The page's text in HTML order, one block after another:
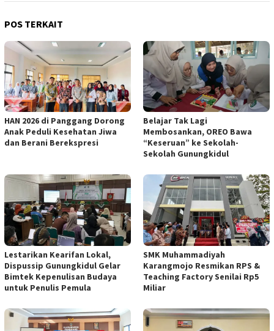
POS TERKAIT
HAN 2026 di Panggang Dorong
Anak Peduli Kesehatan Jiwa
dan Berani Berekspresi
Belajar Tak Lagi
Membosankan, OREO Bawa
“Keseruan” ke Sekolah-
Sekolah Gunungkidul
Lestarikan Kearifan Lokal,
Dispussip Gunungkidul Gelar
Bimtek Kepenulisan Budaya
untuk Penulis Pemula
SMK Muhammadiyah
Karangmojo Resmikan RPS &
Teaching Factory Senilai Rp5
Miliar